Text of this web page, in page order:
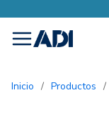
menu
Inicio / Productos /